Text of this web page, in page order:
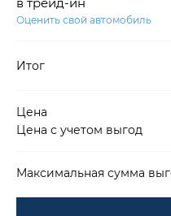
Оценить свой автомобиль
Итог
Цена
Цена с учетом выгод
Максимальная сумма